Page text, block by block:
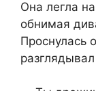
Она легла
обнимая
Проснулась